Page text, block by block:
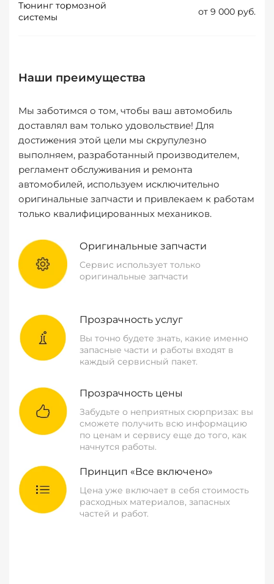
Тюнинг тормозной
системы
от 9 000 руб.
Наши преимущества
Мы заботимся о том, чтобы ваш автомобиль
доставлял вам только удовольствие! Для
достижения этой цели мы скрупулезно
выполняем, разработанный производителем,
регламент обслуживания и ремонта
автомобилей, используем исключительно
оригинальные запчасти и привлекаем к работам
только квалифицированных механиков.
Оригинальные запчасти
Сервис использует только
оригинальные запчасти
Прозрачность услуг
Вы точно будете знать, какие именно
запасные части и работы входят в
каждый сервисный пакет.
Прозрачность цены
Забудьте о неприятных сюрпризах: вы
сможете получить всю информацию
по ценам и сервису еще до того, как
начнутся работы.
Принцип «Все включено»
Цена уже включает в себя стоимость
расходных материалов, запасных
частей и работ.